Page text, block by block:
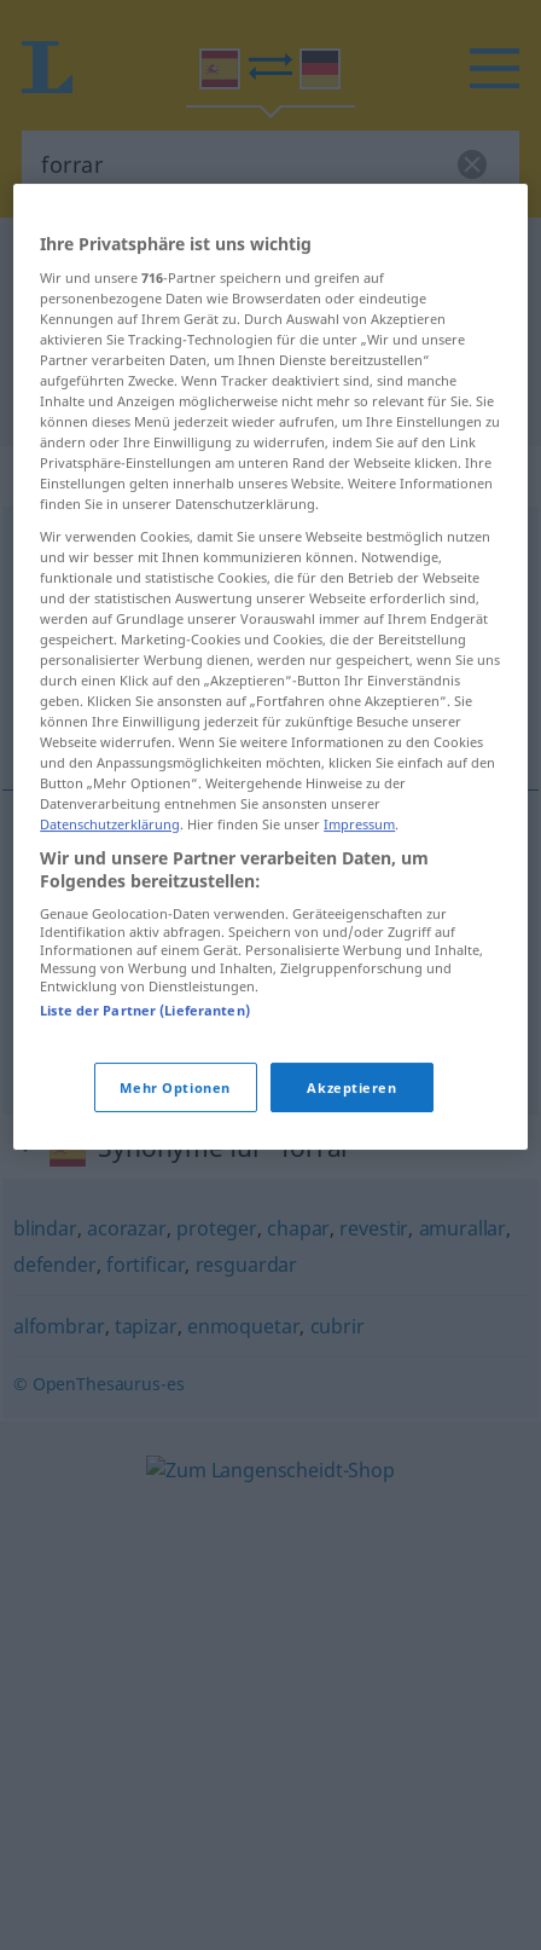
Spanisch-Deutsch Wörterbuch
Spanisch-Deutsch Übersetzung für
"forrar"
"forrar" Deutsch Übersetzung
„forrar“: verbo transitivo
forrar [fɔˈrrar] v/t
Übersicht aller Übersetzungen
(Für mehr Details die Übersetzung anklicken/antippen)
füttern, ausschlagen, einschlagen
verprügeln
füttern forrarropa
ausschlagen forrar TEC
einschlagen forrarlibro
verprügeln forrar(≈ apalear) FAM
Synonyme für "forrar"
blindar, acorazar, proteger, chapar, revestir, amurallar,
defender, fortificar, resguardar
alfombrar, tapizar, enmoquetar, cubrir
© OpenThesaurus-es
Ihre Privatsphäre ist uns wichtig
Wir und unsere716-Partner speichern und greifen auf
personenbezogene Daten wie Browserdaten oder eindeutige
Kennungen auf Ihrem Gerät zu. Durch Auswahl von Akzeptieren
aktivieren Sie Tracking-Technologien für die unter „Wir und unsere
Partner verarbeiten Daten, um Ihnen Dienste bereitzustellen“
aufgeführten Zwecke. Wenn Tracker deaktiviert sind, sind manche
Inhalte und Anzeigen möglicherweise nicht mehr so relevant für Sie. Sie
können dieses Menü jederzeit wieder aufrufen, um Ihre Einstellungen zu
ändern oder Ihre Einwilligung zu widerrufen, indem Sie auf den Link
Privatsphäre-Einstellungen am unteren Rand der Webseite klicken. Ihre
Einstellungen gelten innerhalb unseres Website. Weitere Informationen
finden Sie in unserer Datenschutzerklärung.
Wir verwenden Cookies, damit Sie unsere Webseite bestmöglich nutzen
und wir besser mit Ihnen kommunizieren können. Notwendige,
funktionale und statistische Cookies, die für den Betrieb der Webseite
und der statistischen Auswertung unserer Webseite erforderlich sind,
werden auf Grundlage unserer Vorauswahl immer auf Ihrem Endgerät
gespeichert. Marketing-Cookies und Cookies, die der Bereitstellung
personalisierter Werbung dienen, werden nur gespeichert, wenn Sie uns
durch einen Klick auf den „Akzeptieren“-Button Ihr Einverständnis
geben. Klicken Sie ansonsten auf „Fortfahren ohne Akzeptieren“. Sie
können Ihre Einwilligung jederzeit für zukünftige Besuche unserer
Webseite widerrufen. Wenn Sie weitere Informationen zu den Cookies
und den Anpassungsmöglichkeiten möchten, klicken Sie einfach auf den
Button „Mehr Optionen“. Weitergehende Hinweise zu der
Datenverarbeitung entnehmen Sie ansonsten unserer
Datenschutzerklärung. Hier finden Sie unserImpressum.
Wir und unsere Partner verarbeiten Daten, um
Folgendes bereitzustellen:
Genaue Geolocation-Daten verwenden. Geräteeigenschaften zur
Identifikation aktiv abfragen. Speichern von und/oder Zugriff auf
Informationen auf einem Gerät. Personalisierte Werbung und Inhalte,
Messung von Werbung und Inhalten, Zielgruppenforschung und
Entwicklung von Dienstleistungen.
Liste der Partner (Lieferanten)
Mehr Optionen Akzeptieren